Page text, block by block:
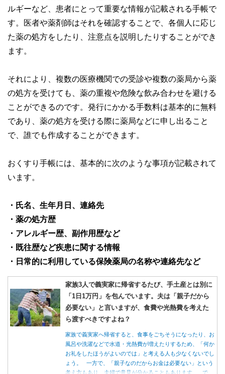
ルギーなど、患者にとって重要な情報が記載される手帳で
す。医者や薬剤師はそれを確認することで、各個人に応じ
た薬の処方をしたり、注意点を説明したりすることができ
ます。
それにより、複数の医療機関での受診や複数の薬局から薬
の処方を受けても、薬の重複や危険な飲み合わせを避ける
ことができるのです。発行にかかる手数料は基本的に無料
であり、薬の処方を受ける際に薬局などに申し出ること
で、誰でも作成することができます。
おくすり手帳には、基本的に次のような事項が記載されて
います。
・氏名、生年月日、連絡先
・薬の処方歴
・アレルギー歴、副作用歴など
・既往歴など疾患に関する情報
・日常的に利用している保険薬局の名称や連絡先など
家族3人で義実家に帰省するたび、手土産とは別に
「1日1万円」を包んでいます。夫は「親子だから
必要ない」と言いますが、食費や光熱費を考えた
ら渡すべきですよね？
家族で義実家へ帰省すると、食事をごちそうになったり、お
風呂や洗濯などで水道・光熱費が増えたりするため、「何か
お礼をしたほうがよいのでは」と考える人も少なくないでし
ょう。 一方で、「親子なのだからお金は必要ない」という
考え方もあり、夫婦で意見が分かることもあります。 で